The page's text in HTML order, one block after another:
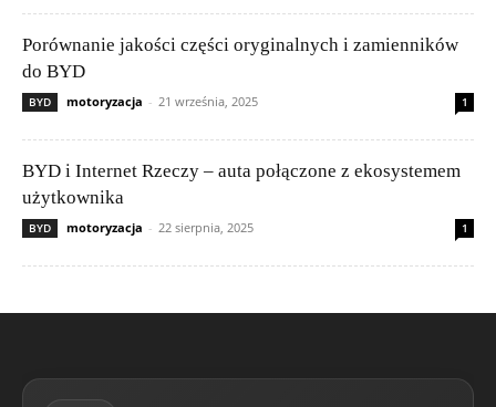
Porównanie jakości części oryginalnych i zamienników
do BYD
BYD motoryzacja - 21 września, 2025 1
BYD i Internet Rzeczy – auta połączone z ekosystemem
użytkownika
BYD motoryzacja - 22 sierpnia, 2025 1